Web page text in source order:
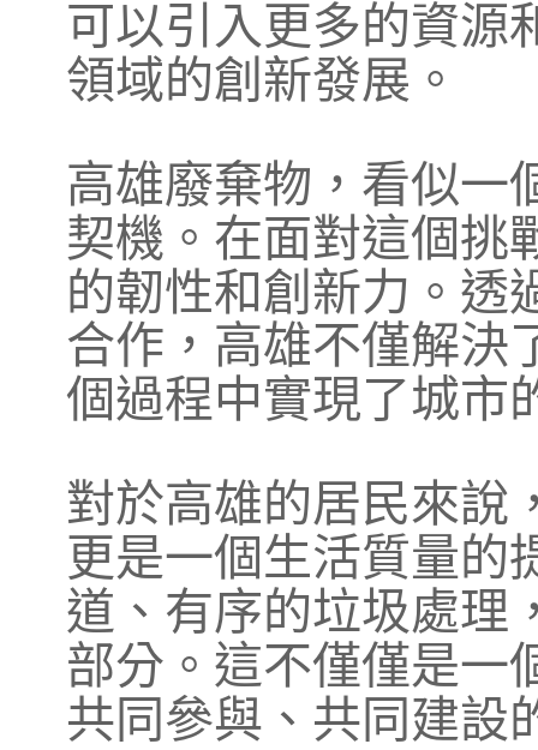
可以引入更多的資源
領域的創新發展。
高雄廢棄物，看似一
契機。在面對這個挑
的韌性和創新力。透
合作，高雄不僅解決
個過程中實現了城市
對於高雄的居民來說
更是一個生活質量的
道、有序的垃圾處理
部分。這不僅僅是一
共同參與、共同建設